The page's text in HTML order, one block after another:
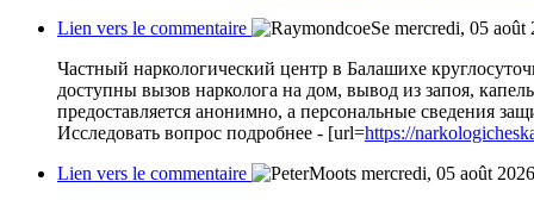
Lien vers le commentaire
mercredi, 05 août
Частный наркологический центр в Балашихе
доступны вызов нарколога на дом, вывод из запоя,
предоставляется анонимно, а персональные сведения
Исследовать вопрос подробнее - [url=https://
Lien vers le commentaire
mercredi, 05 août